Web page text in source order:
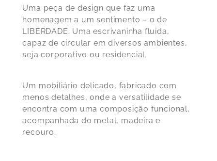
Uma peça de design que faz uma
homenagem a um sentimento – o de
LIBERDADE. Uma escrivaninha fluida,
capaz de circular em diversos ambientes,
seja corporativo ou residencial.
Um mobiliário delicado, fabricado com
menos detalhes, onde a versatilidade se
encontra com uma composição funcional,
acompanhada do metal, madeira e
recouro.